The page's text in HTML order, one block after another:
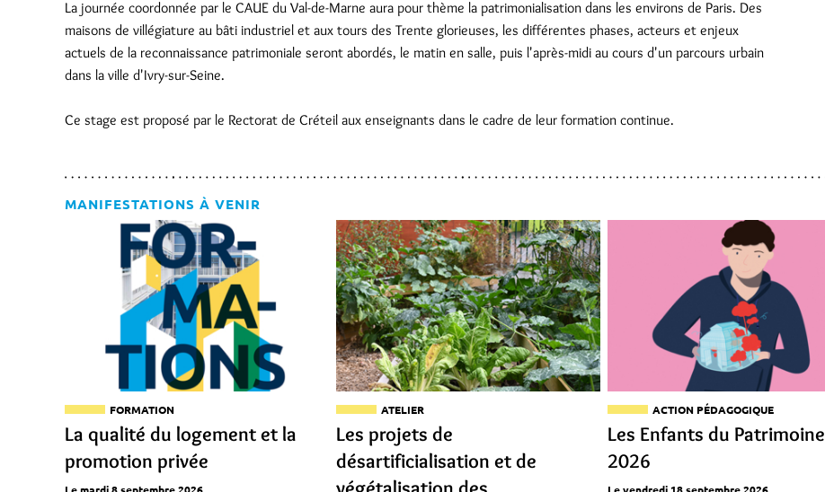
La journée coordonnée par le CAUE du Val-de-Marne aura pour thème la patrimonialisation dans les environs de Paris. Des
maisons de villégiature au bâti industriel et aux tours des Trente glorieuses, les différentes phases, acteurs et enjeux
actuels de la reconnaissance patrimoniale seront abordés, le matin en salle, puis l'après-midi au cours d'un parcours urbain
dans la ville d'Ivry-sur-Seine.
Ce stage est proposé par le Rectorat de Créteil aux enseignants dans le cadre de leur formation continue.
MANIFESTATIONS À VENIR
FORMATION
La qualité du logement et la
promotion privée
Le mardi 8 septembre 2026
ATELIER
Les projets de
désartificialisation et de
ACTION PÉDAGOGIQUE
Les Enfants du Patrimoine
2026
Le vendredi 18 septembre 2026